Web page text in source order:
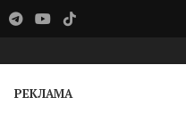
РЕКЛАМА